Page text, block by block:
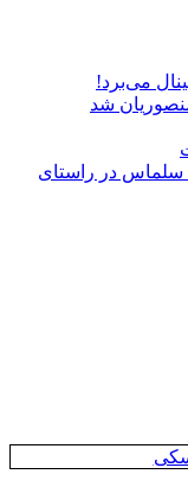
می‌برد!
شد
سلماس در راستای